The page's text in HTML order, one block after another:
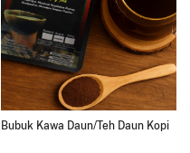
Bubuk Kawa Daun/Teh Daun Kopi